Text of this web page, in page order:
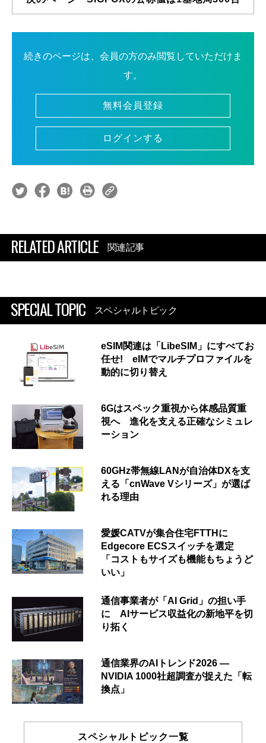
続きのページは、会員の方のみ閲覧していただけま
す。
無料会員登録
ログインする
RELATED ARTICLE 関連記事
SPECIAL TOPIC スペシャルトピック
eSIM関連は「LibeSIM」にすべてお
任せ! eIMでマルチプロファイルを
動的に切り替え
6Gはスペック重視から体感品質重
視へ 進化を支える正確なシミュレ
ーション
60GHz帯無線LANが自治体DXを支
える「cnWave Vシリーズ」が選ば
れる理由
愛媛CATVが集合住宅FTTHに
Edgecore ECSスイッチを選定
「コストもサイズも機能もちょうど
いい」
通信事業者が「AI Grid」の担い手
に AIサービス収益化の新地平を切
り拓く
通信業界のAIトレンド2026 ―
NVIDIA 1000社超調査が捉えた「転
換点」
スペシャルトピック一覧